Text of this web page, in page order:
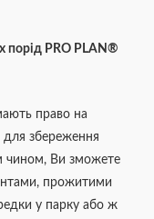
порід PRO PLAN®
право на
для збереження
чином, Ви зможете
прожитими
у парку або ж